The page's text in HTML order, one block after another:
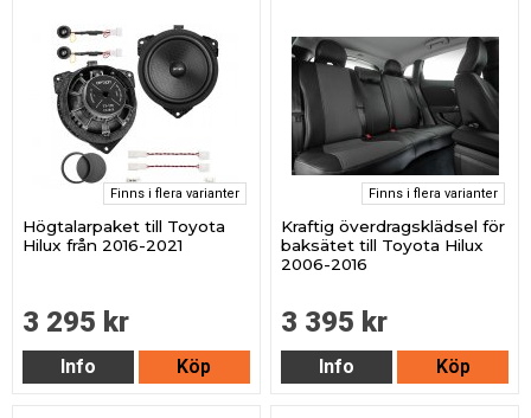
Finns i flera varianter
Högtalarpaket till Toyota
Hilux från 2016-2021
3 295 kr
Info Köp
Finns i flera varianter
Kraftig överdragsklädsel för
baksätet till Toyota Hilux
2006-2016
3 395 kr
Info Köp